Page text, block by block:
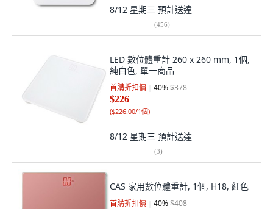
8/12 星期三 預計送達
(456)
LED 數位體重計 260 x 260 mm, 1個,
純白色, 單一商品
首購折扣價 40%$378
$226
($226.00/1個)
8/12 星期三 預計送達
(3)
CAS 家用數位體重計, 1個, H18, 紅色
首購折扣價 40%$408